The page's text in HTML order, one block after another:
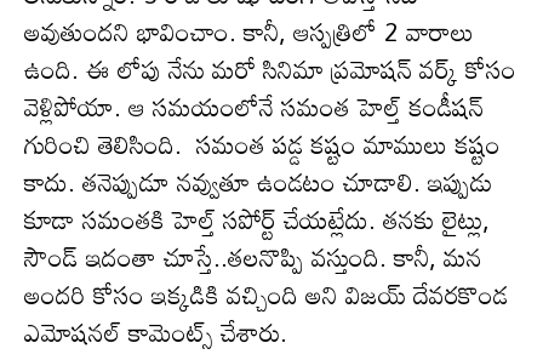
అవుతుందని భావించాం. కానీ, ఆస్పత్రిలో 2 వారాలు
ఉంది. ఈ లోపు నేను మరో సినిమా ప్రమోషన్ వర్క్‌ కోసం
వెళ్లిపోయా. ఆ సమయంలోనే సమంత హెల్త్ కండీషన్
గురించి తెలిసింది. స‌మంత ప‌డ్డ క‌ష్టం మాములు క‌ష్టం
కాదు. తనెప్పుడూ నవ్వుతూ ఉండటం చూడాలి. ఇప్పుడు
కూడా స‌మంత‌కి హెల్త్ సపోర్ట్ చేయట్లేదు. తనకు లైట్లు,
సౌండ్ ఇదంతా చూస్తే..తలనొప్పి వస్తుంది. కానీ, మన
అందరి కోసం ఇక్కడికి వచ్చింది అని విజ‌య్ దేవ‌ర‌కొండ
ఎమోష‌న‌ల్ కామెంట్స్ చేశారు.